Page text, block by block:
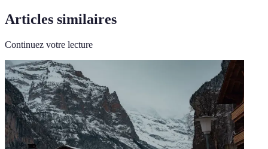
Articles similaires
Continuez votre lecture